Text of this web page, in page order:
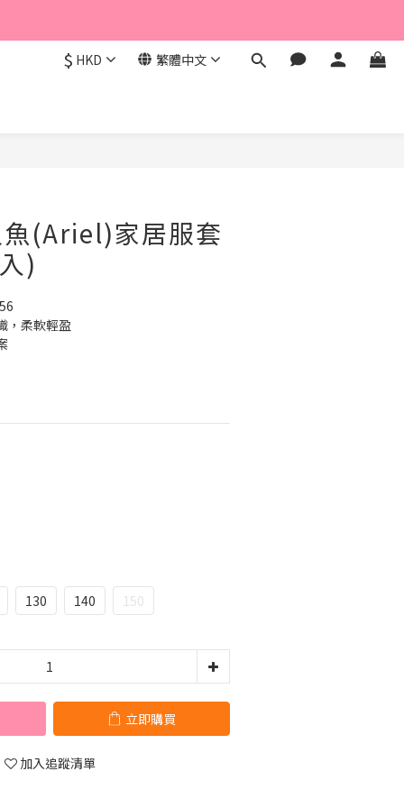
$ HKD 繁體中文
(Ariel)家居服套
)
，柔軟輕盈
130 140 150
立即購買
加入追蹤清單